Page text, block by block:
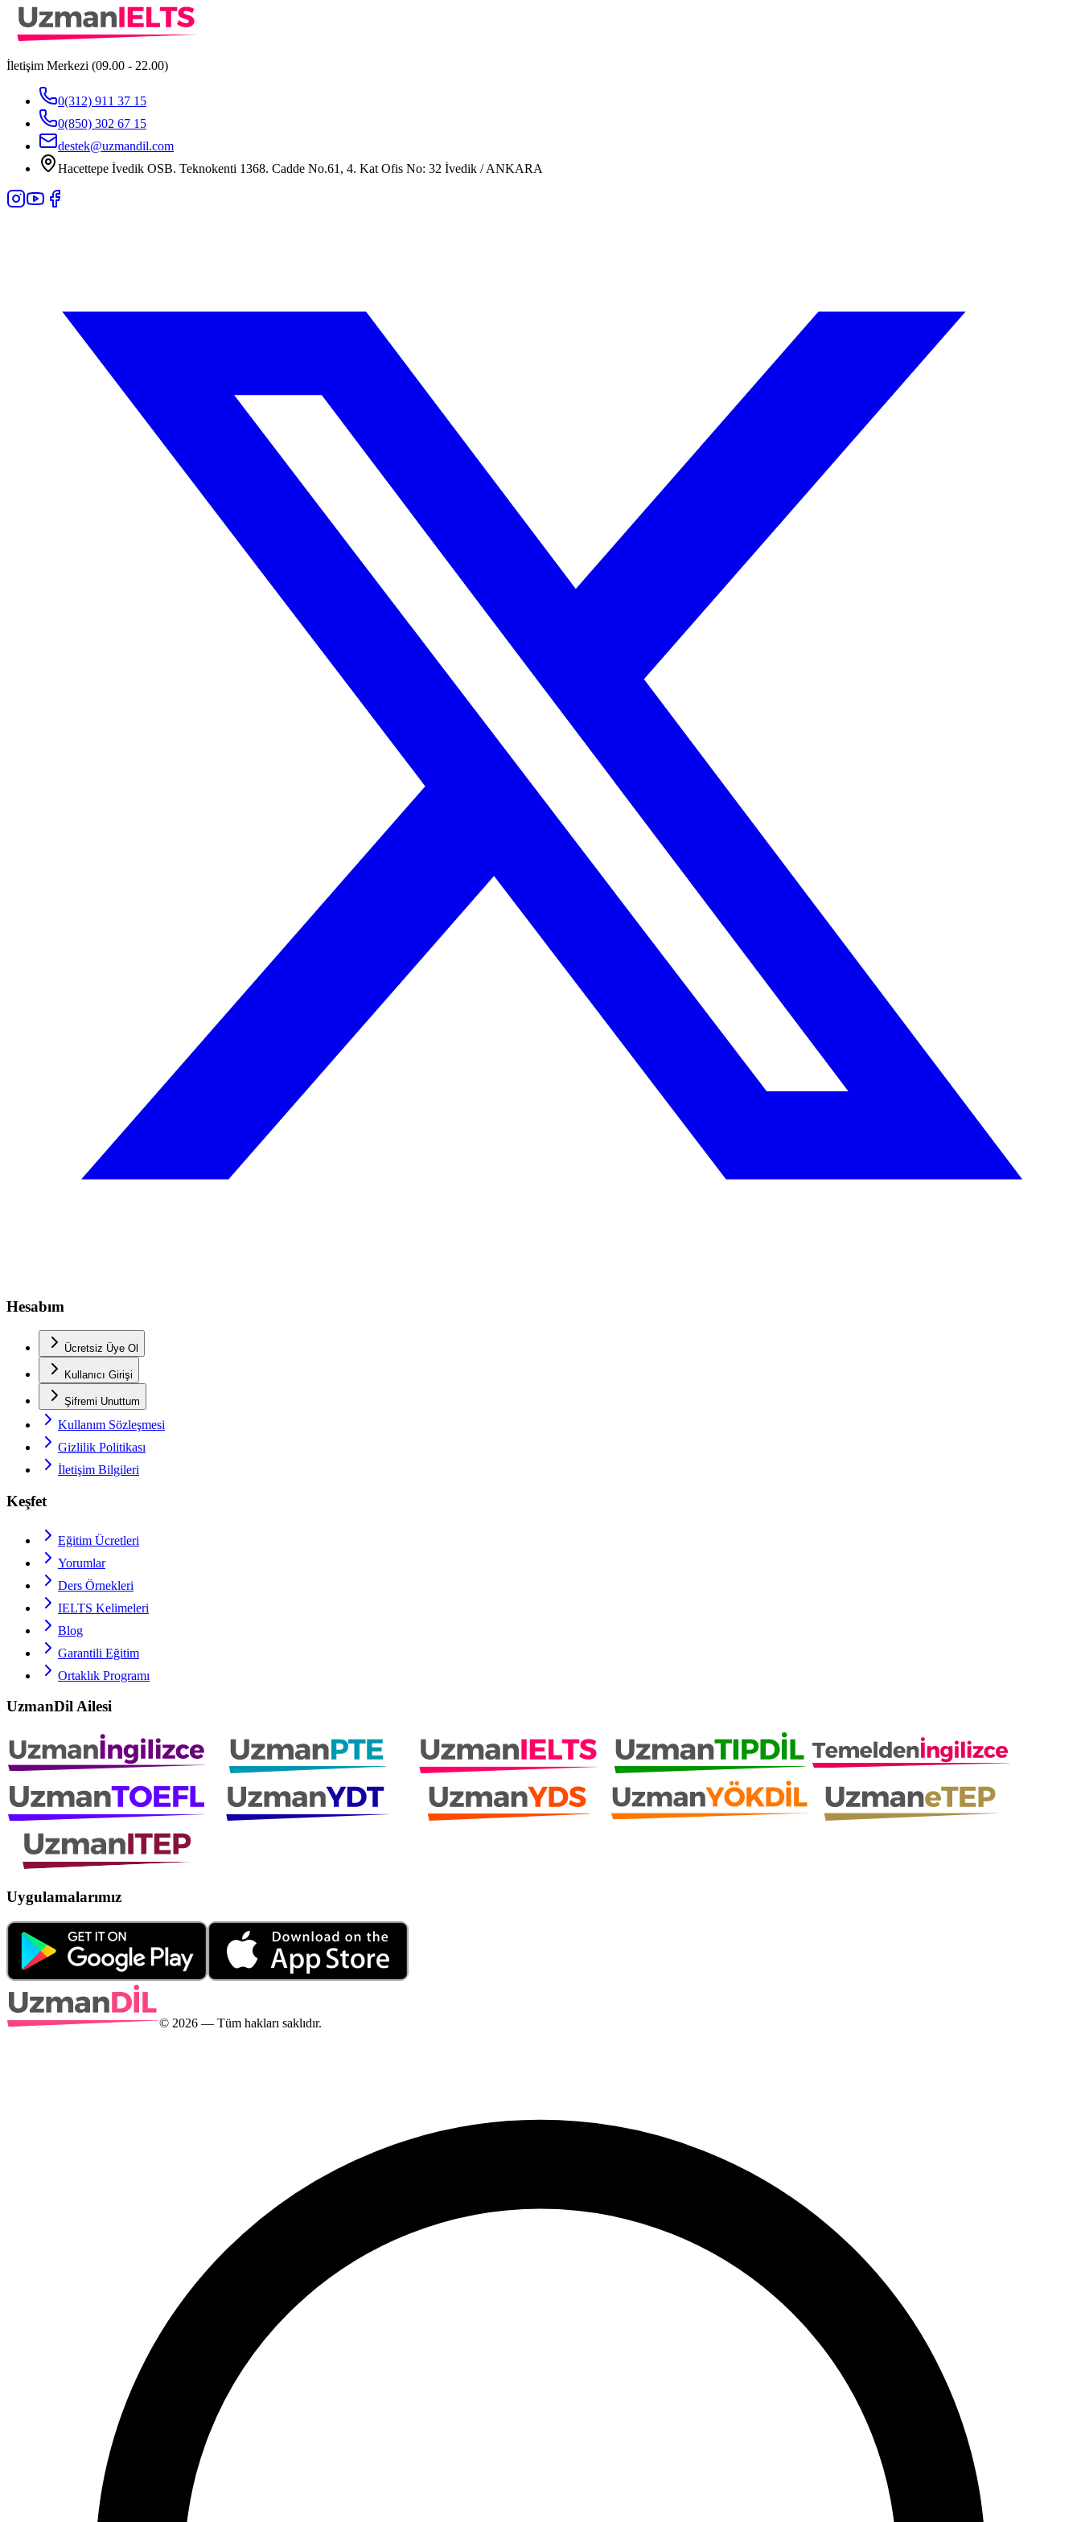
İletişim Merkezi (09.00 - 22.00)
0(312) 911 37 15
0(850) 302 67 15
destek@uzmandil.com
Hacettepe İvedik OSB. Teknokenti 1368. Cadde No.61, 4. Kat Ofis No: 32 İvedik / ANKARA
Hesabım
Ücretsiz Üye Ol
Kullanıcı Girişi
Şifremi Unuttum
Kullanım Sözleşmesi
Gizlilik Politikası
İletişim Bilgileri
Keşfet
Eğitim Ücretleri
Yorumlar
Ders Örnekleri
IELTS Kelimeleri
Blog
Garantili Eğitim
Ortaklık Programı
UzmanDil Ailesi
Uygulamalarımız
© 2026 — Tüm hakları saklıdır.